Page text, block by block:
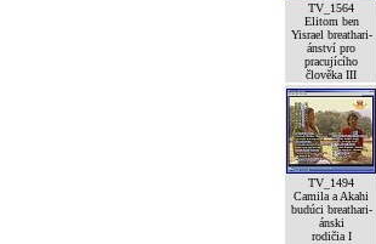
TV_1564
Elitom ben
Yisrael breathari-
ánství pro
pracujícího
člověka III
TV_1494
Camila a Akahi
budúci breathari-
ánski
rodičia I